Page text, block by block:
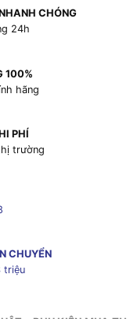
CHÓNG
24h
100%
hãng
PHÍ
trường
CHUYỂN
triệu